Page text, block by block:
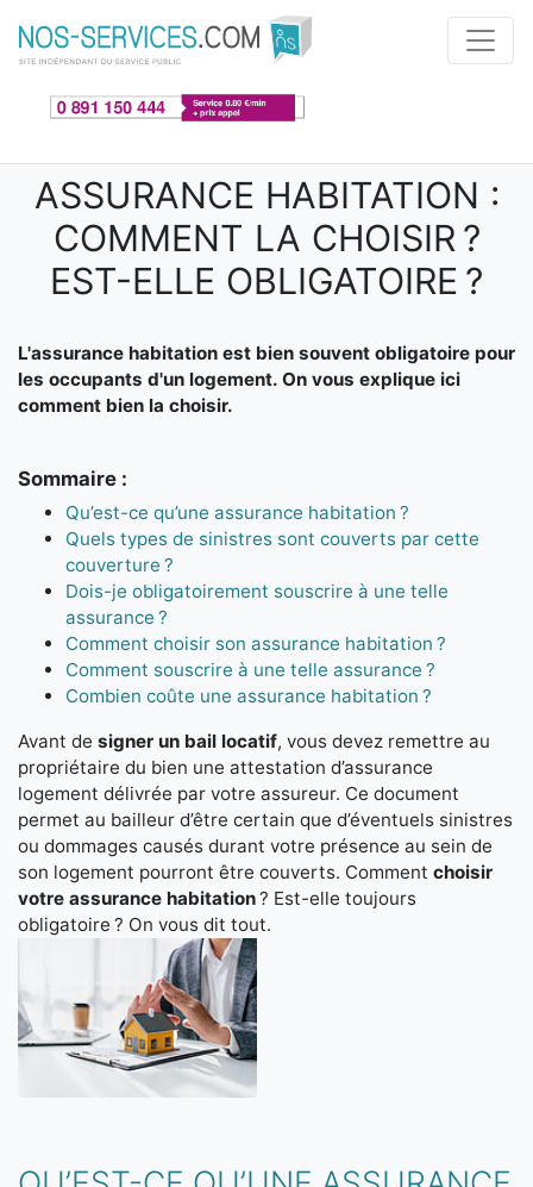
Aller au contenu principal
ASSURANCE HABITATION :
COMMENT LA CHOISIR ?
EST-ELLE OBLIGATOIRE ?
L'assurance habitation est bien souvent obligatoire pour
les occupants d'un logement. On vous explique ici
comment bien la choisir.
Sommaire :
Qu’est-ce qu’une assurance habitation ?
Quels types de sinistres sont couverts par cette
couverture ?
Dois-je obligatoirement souscrire à une telle
assurance ?
Comment choisir son assurance habitation ?
Comment souscrire à une telle assurance ?
Combien coûte une assurance habitation ?
Avant de signer un bail locatif, vous devez remettre au
propriétaire du bien une attestation d’assurance
logement délivrée par votre assureur. Ce document
permet au bailleur d’être certain que d’éventuels sinistres
ou dommages causés durant votre présence au sein de
son logement pourront être couverts. Comment choisir
votre assurance habitation? Est-elle toujours
obligatoire ? On vous dit tout.